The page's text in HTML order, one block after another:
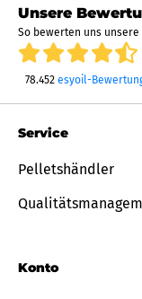
Unsere
So bewerten uns unsere
78.452 esyoil-
Service
Pelletshändler
Konto